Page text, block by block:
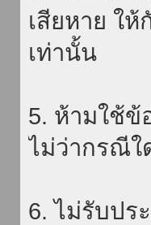
เสียหาย ใ
เท่านั้น
5. ห้ามใช้ข้
ไม่ว่ากรณีใ
6. ไม่รับปร